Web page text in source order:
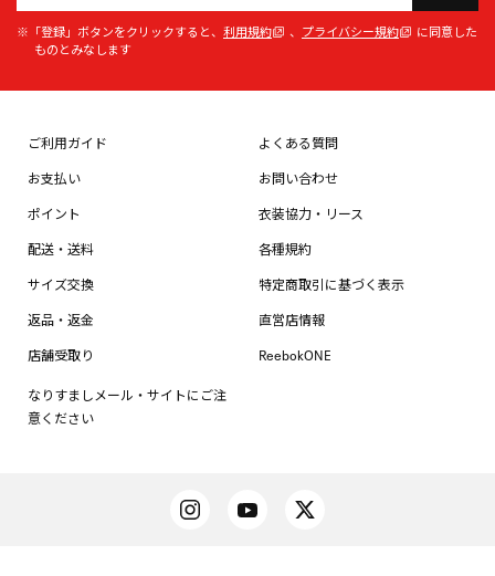
※「登録」ボタンをクリックすると、 利用規約 、 プライバシー規約
に同意した
ものとみなします
ご利用ガイド
お支払い
ポイント
配送・送料
サイズ交換
返品・返金
店舗受取り
なりすましメール・サイトにご注
意ください
よくある質問
お問い合わせ
衣装協力・リース
各種規約
特定商取引に基づく表示
直営店情報
ReebokONE